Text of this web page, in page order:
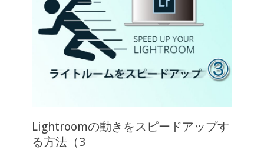
Lightroomの動きをスピードアップす
る方法（3